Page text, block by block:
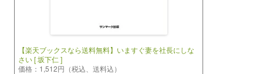
【楽天ブックスなら送料無料】いますぐ妻を社長にしな
さい [ 坂下仁 ]
価格：1,512円（税込、送料込）